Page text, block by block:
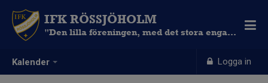
Kalender Logga in
IFK RÖSSJÖHOLM
"Den lilla föreningen, med det stora engagemanget"